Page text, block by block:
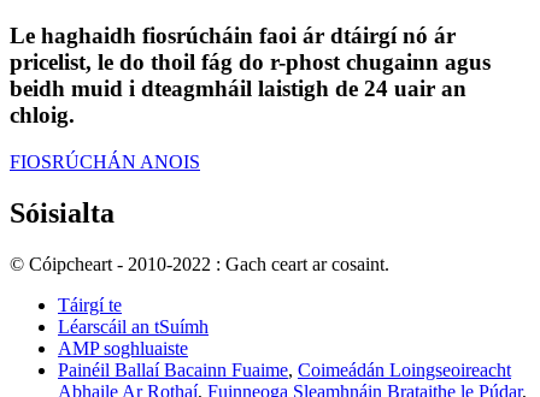
Le haghaidh fiosrúcháin faoi ár dtáirgí nó ár
pricelist, le do thoil fág do r-phost chugainn agus
beidh muid i dteagmháil laistigh de 24 uair an
chloig.
FIOSRÚCHÁN ANOIS
Sóisialta
© Cóipcheart - 2010-2022 : Gach ceart ar cosaint.
Táirgí te
Léarscáil an tSuímh
AMP soghluaiste
Painéil Ballaí Bacainn Fuaime, Coimeádán Loingseoireacht
Abhaile Ar Rothaí, Fuinneoga Sleamhnáin Brataithe le Púdar,